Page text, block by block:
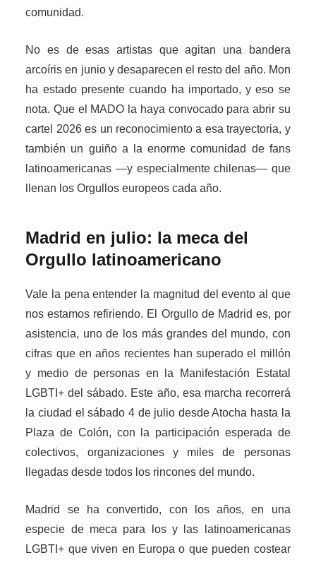
comunidad.
No es de esas artistas que agitan una bandera
arcoíris en junio y desaparecen el resto del año. Mon
ha estado presente cuando ha importado, y eso se
nota. Que el MADO la haya convocado para abrir su
cartel 2026 es un reconocimiento a esa trayectoria, y
también un guiño a la enorme comunidad de fans
latinoamericanas —y especialmente chilenas— que
llenan los Orgullos europeos cada año.
Madrid en julio: la meca del
Orgullo latinoamericano
Vale la pena entender la magnitud del evento al que
nos estamos refiriendo. El Orgullo de Madrid es, por
asistencia, uno de los más grandes del mundo, con
cifras que en años recientes han superado el millón
y medio de personas en la Manifestación Estatal
LGBTI+ del sábado. Este año, esa marcha recorrerá
la ciudad el sábado 4 de julio desde Atocha hasta la
Plaza de Colón, con la participación esperada de
colectivos, organizaciones y miles de personas
llegadas desde todos los rincones del mundo.
Madrid se ha convertido, con los años, en una
especie de meca para los y las latinoamericanas
LGBTI+ que viven en Europa o que pueden costear